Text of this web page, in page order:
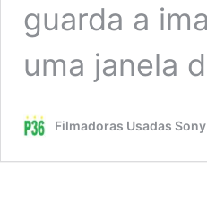
guarda a
uma janela
Filmadoras Usadas